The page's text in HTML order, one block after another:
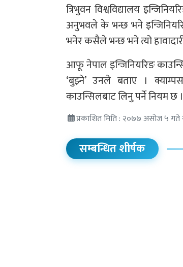
त्रिभुवन विश्वविद्यालय
अनुभवले के भन्छ भने
भनेर कसैले भन्छ भने त्यो
आफू नेपाल इन्जिनियरिङ
‘बुझ्ने’ उनले बताए ।
काउन्सिलबाट लिनु पर्ने नियम
प्रकाशित मिति : २०७७ असोज ५ गते
सम्बन्धित शीर्षक